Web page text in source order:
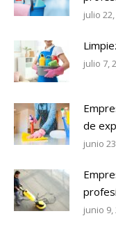
julio
julio 7,
de
junio
junio 9,